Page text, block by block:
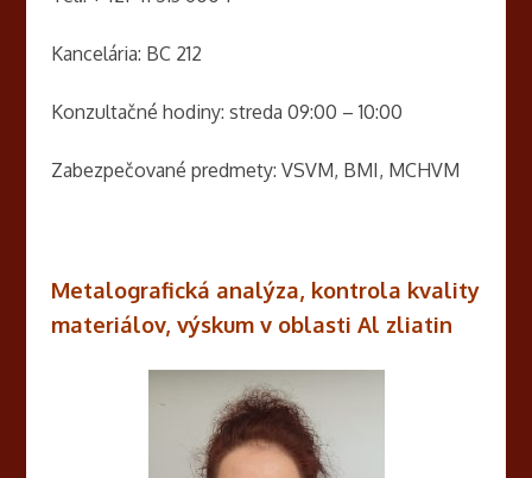
Kancelária: BC 212
Konzultačné hodiny: streda 09:00 – 10:00
Zabezpečované predmety: VSVM, BMI, MCHVM
Metalografická analýza, kontrola kvality
materiálov, výskum v oblasti Al zliatin